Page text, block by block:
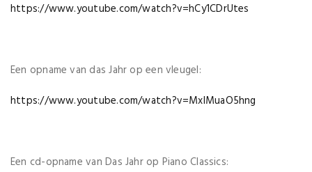
https://www.youtube.com/watch?v=hCy1CDrUtes
Een opname van das Jahr op een vleugel:
https://www.youtube.com/watch?v=MxlMuaO5hng
Een cd-opname van Das Jahr op Piano Classics: